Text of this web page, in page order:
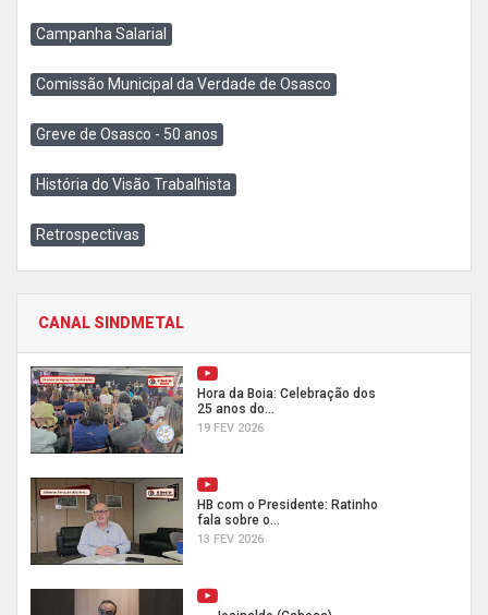
Campanha Salarial
Comissão Municipal da Verdade de Osasco
Greve de Osasco - 50 anos
História do Visão Trabalhista
Retrospectivas
CANAL SINDMETAL
Hora da Boia: Celebração dos
25 anos do...
19 FEV 2026
HB com o Presidente: Ratinho
fala sobre o...
13 FEV 2026